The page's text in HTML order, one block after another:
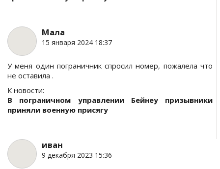
Мала
15 января 2024 18:37
У меня один пограничник спросил номер, пожалела что
не оставила .
К новости:
В пограничном управлении Бейнеу призывники
приняли военную присягу
иван
9 декабря 2023 15:36